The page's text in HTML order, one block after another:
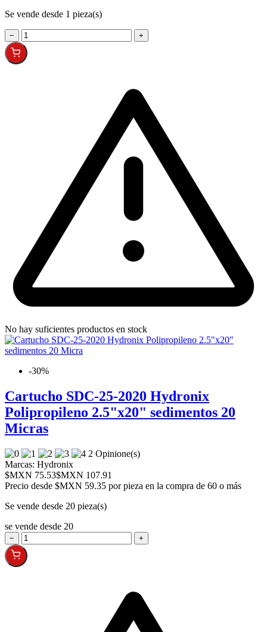
Se vende desde 1 pieza(s)
− +
No hay suficientes productos en stock
-30%
Cartucho SDC-25-2020 Hydronix
Polipropileno 2.5"x20" sedimentos 20
Micras
2 Opinione(s)
Marcas: Hydronix
$MXN 75.53$MXN 107.91
Precio desde $MXN 59.35 por pieza en la compra de 60 o más
Se vende desde 20 pieza(s)
se vende desde 20
− +